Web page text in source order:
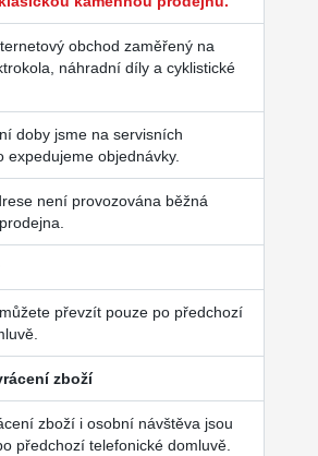
obchod zaměřený na
náhradní díly a cyklistické
doby jsme na servisních
expedujeme objednávky.
není provozována běžná
převzít pouze po předchozí
zboží
zboží i osobní návštěva jsou
předchozí telefonické domluvě.